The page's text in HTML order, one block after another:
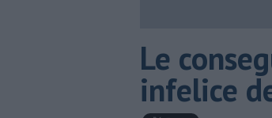
Le
infelice